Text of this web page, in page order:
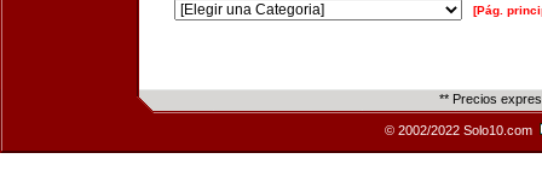
[Pág.
** Precios
© 2002/2022 Solo10.com